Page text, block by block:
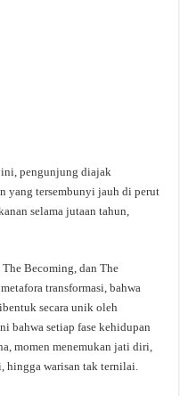
ini, pengunjung diajak
yang tersembunyi jauh di perut
selama jutaan tahun,
Becoming, dan The
transformasi, bahwa
secara unik oleh
bahwa setiap fase kehidupan
momen menemukan jati diri,
hingga warisan tak ternilai.